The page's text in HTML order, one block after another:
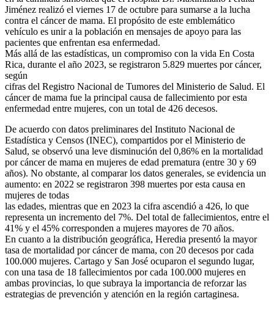
Jiménez realizó el viernes 17 de octubre para sumarse a la lucha
contra el cáncer de mama. El propósito de este emblemático
vehículo es unir a la población en mensajes de apoyo para las
pacientes que enfrentan esa enfermedad.
Más allá de las estadísticas, un compromiso con la vida En Costa
Rica, durante el año 2023, se registraron 5.829 muertes por cáncer,
según
cifras del Registro Nacional de Tumores del Ministerio de Salud. El
cáncer de mama fue la principal causa de fallecimiento por esta
enfermedad entre mujeres, con un total de 426 decesos.
De acuerdo con datos preliminares del Instituto Nacional de
Estadística y Censos (INEC), compartidos por el Ministerio de
Salud, se observó una leve disminución del 0,86% en la mortalidad
por cáncer de mama en mujeres de edad prematura (entre 30 y 69
años). No obstante, al comparar los datos generales, se evidencia un
aumento: en 2022 se registraron 398 muertes por esta causa en
mujeres de todas
las edades, mientras que en 2023 la cifra ascendió a 426, lo que
representa un incremento del 7%. Del total de fallecimientos, entre el
41% y el 45% corresponden a mujeres mayores de 70 años.
En cuanto a la distribución geográfica, Heredia presentó la mayor
tasa de mortalidad por cáncer de mama, con 20 decesos por cada
100.000 mujeres. Cartago y San José ocuparon el segundo lugar,
con una tasa de 18 fallecimientos por cada 100.000 mujeres en
ambas provincias, lo que subraya la importancia de reforzar las
estrategias de prevención y atención en la región cartaginesa.